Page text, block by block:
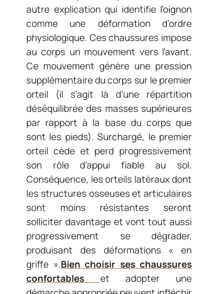
autre explication qui identifie l’oignon
comme une déformation d’ordre
physiologique. Ces chaussures impose
au corps un mouvement vers l’avant.
Ce mouvement génère une pression
supplémentaire du corps sur le premier
orteil (il s’agit là d’une répartition
déséquilibrée des masses supérieures
par rapport à la base du corps que
sont les pieds). Surchargé, le premier
orteil cède et perd progressivement
son rôle d’appui fiable au sol.
Conséquence, les orteils latéraux dont
les structures osseuses et articulaires
sont moins résistantes seront
solliciter davantage et vont tout aussi
progressivement se dégrader,
produisant des déformations « en
griffe ».Bien choisir ses chaussures
confortables et adopter une